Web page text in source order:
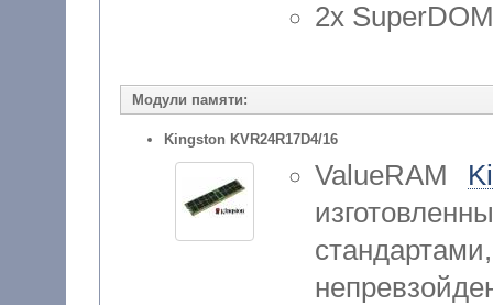
2x
Модули памяти:
Kingston KVR24R17D4/16
ValueRAM